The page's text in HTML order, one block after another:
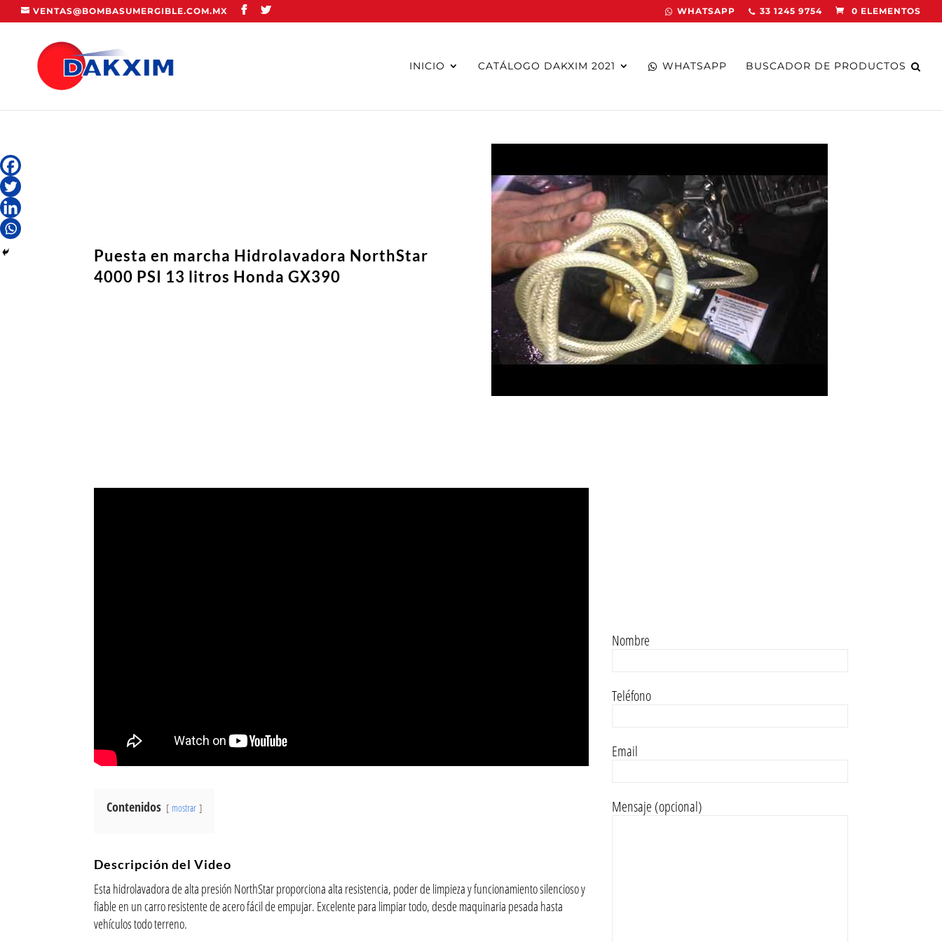
VENTAS@BOMBASUMERGIBLE.COM.MX WHATSAPP 33 1245 9754 0 ELEMENTOS
INICIO CATÁLOGO DAKXIM 2021 WHATSAPP BUSCADOR DE PRODUCTOS
Puesta en marcha Hidrolavadora NorthStar
4000 PSI 13 litros Honda GX390
Contenidos mostrar
Descripción del Video
Esta hidrolavadora de alta presión NorthStar proporciona alta resistencia, poder de limpieza y funcionamiento silencioso y
fiable en un carro resistente de acero fácil de empujar. Excelente para limpiar todo, desde maquinaria pesada hasta
vehículos todo terreno.
Nombre
Teléfono
Email
Mensaje (opcional)